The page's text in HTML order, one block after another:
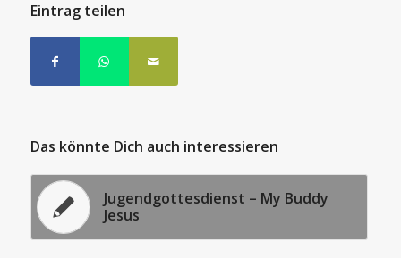
Eintrag teilen
Das könnte Dich auch interessieren
Jugendgottesdienst – My Buddy
Jesus